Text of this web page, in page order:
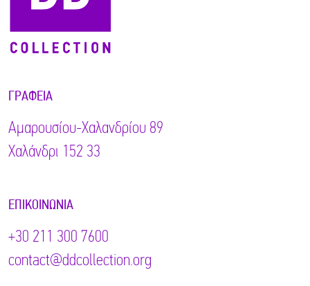
ΓΡΑΦΕΊΑ
Αμαρουσίου-Χαλανδρίου 89
Χαλάνδρι 152 33
ΕΠΙΚΟΙΝΩΝΊΑ
+30 211 300 7600
contact@ddcollection.org